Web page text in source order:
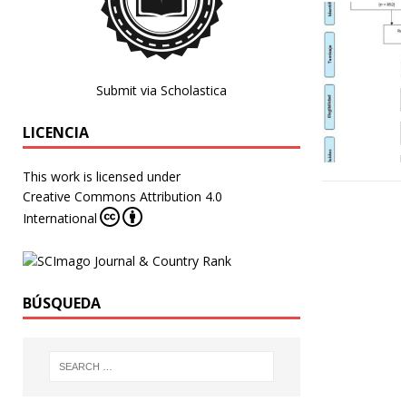
Submit via Scholastica
LICENCIA
This work is licensed under
Creative Commons Attribution 4.0
International
BÚSQUEDA